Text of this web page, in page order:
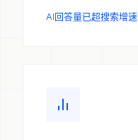
AI回答量已超搜索增速